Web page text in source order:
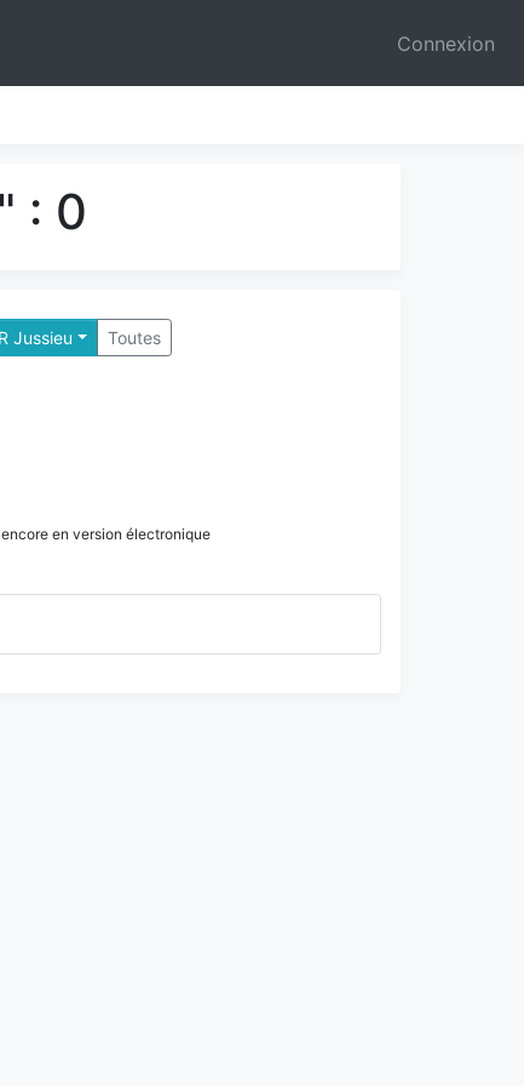
Connexion
: 0
Jussieu Toutes
en version électronique